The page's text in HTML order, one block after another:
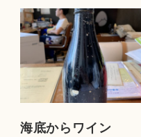
海底からワイン